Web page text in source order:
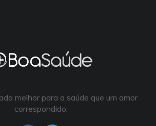
melhor para a saúde que um amor
correspondido.